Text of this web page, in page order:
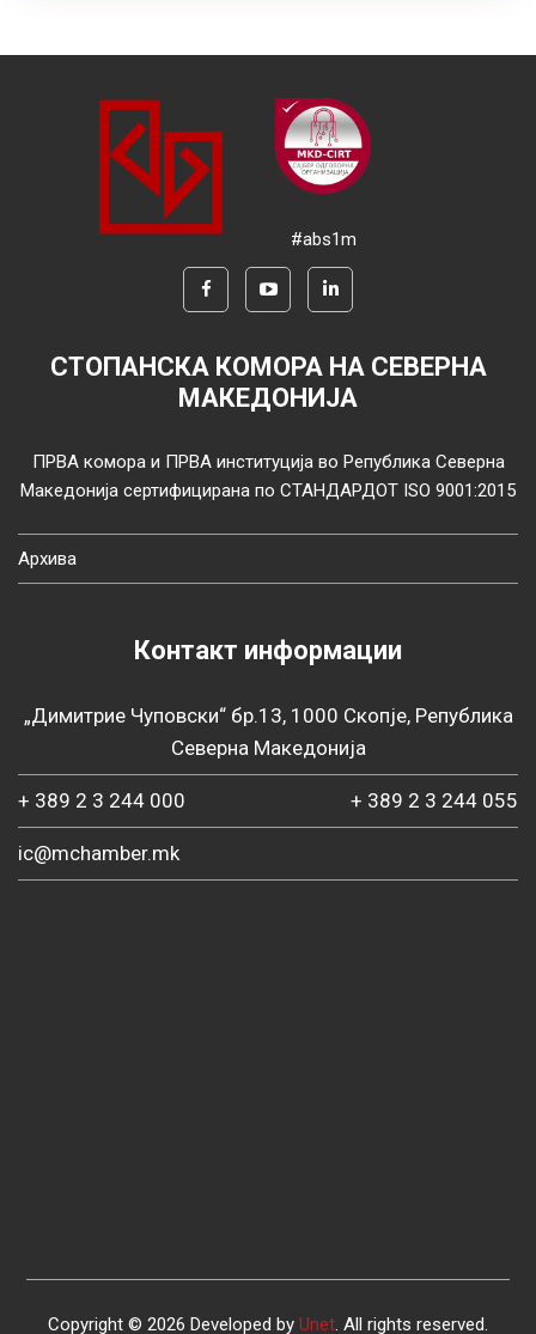
#abs1m
СТОПАНСКА КОМОРА НА СЕВЕРНА
МАКЕДОНИЈА
ПРВА комора и ПРВА институција во Република Северна
Македонија сертифицирана по СТАНДАРДОТ ISO 9001:2015
Архива
Контакт информации
„Димитрие Чуповски“ бр.13, 1000 Скопје, Република
Северна Македонија
+ 389 2 3 244 000 + 389 2 3 244 055
ic@mchamber.mk
Copyright © 2026 Developed by Unet. All rights reserved.